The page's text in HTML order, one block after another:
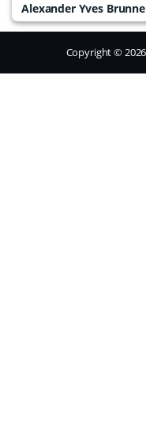
Alexander Yves
Copyright ©